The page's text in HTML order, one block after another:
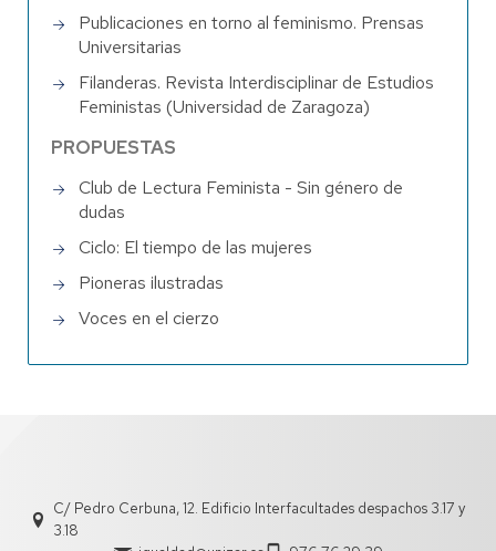
Publicaciones en torno al feminismo. Prensas
Universitarias
Filanderas. Revista Interdisciplinar de Estudios
Feministas (Universidad de Zaragoza)
PROPUESTAS
Club de Lectura Feminista - Sin género de
dudas
Ciclo: El tiempo de las mujeres
Pioneras ilustradas
Voces en el cierzo
C/ Pedro Cerbuna, 12. Edificio Interfacultades despachos 3.17 y
3.18